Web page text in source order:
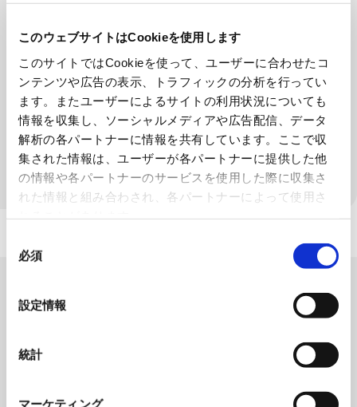
このウェブサイトはCookieを使用します
このサイトではCookieを使って、ユーザーに合わせたコ
ンテンツや広告の表示、トラフィックの分析を行ってい
ます。またユーザーによるサイトの利用状況についても
情報を収集し、ソーシャルメディアや広告配信、データ
解析の各パートナーに情報を共有しています。ここで収
集された情報は、ユーザーが各パートナーに提供した他
の情報や各パートナーのサービスを使用した際に収集さ
れた情報と組み合わされ、各パートナーによって使用さ
必須
設定情報
統計
マーケティング
金属素形材
特殊工作機械
理化学機器